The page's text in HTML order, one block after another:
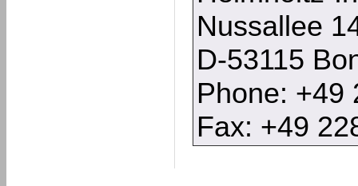
Nussallee
D-53115
Phone: +49
Fax: +49